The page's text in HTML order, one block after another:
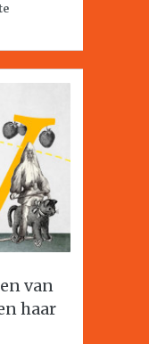
van
haar